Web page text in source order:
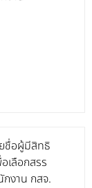
ยชื่อผู้มีสิทธิ
เลือกสรร
งาน กสจ.